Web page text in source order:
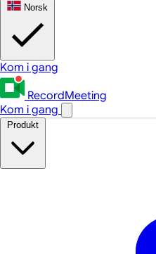
Norsk
Kom i gang
RecordMeeting
Kom i gang